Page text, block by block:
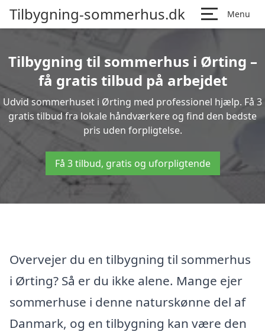
Tilbygning-sommerhus.dk Menu
Tilbygning til sommerhus i Ørting –
få gratis tilbud på arbejdet
Udvid sommerhuset i Ørting med professionel hjælp. Få 3
gratis tilbud fra lokale håndværkere og find den bedste
pris uden forpligtelse.
Få 3 tilbud, gratis og uforpligtende
Overvejer du en tilbygning til sommerhus
i Ørting? Så er du ikke alene. Mange ejer
sommerhuse i denne naturskønne del af
Danmark, og en tilbygning kan være den